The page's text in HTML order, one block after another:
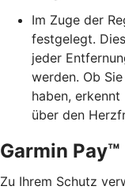
Im Zuge der
festgelegt.
jeder
werden. Ob
haben,
über den
Garmin
Zu Ihrem Schutz